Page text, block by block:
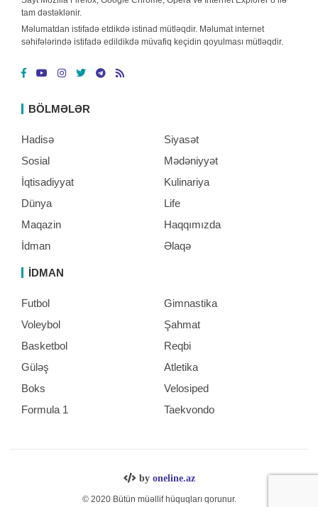
tam dəstəklənir.
Məlumatdan istifadə etdikdə istinad mütləqdir. Məlumat internet
səhifələrində istifadə edildikdə müvafiq keçidin qoyulması mütləqdir.
BÖLMƏLƏR
Hadisə
Sosial
İqtisadiyyat
Dünya
Maqazin
İdman
Siyasət
Mədəniyyət
Kulinariya
Life
Haqqımızda
Əlaqə
İDMAN
Futbol
Voleybol
Basketbol
Güləş
Boks
Formula 1
Gimnastika
Şahmat
Reqbi
Atletika
Velosiped
Taekvondo
by oneline.az
© 2020 Bütün müəllif hüquqları qorunur.